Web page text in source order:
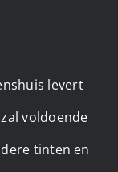
levert
voldoende
tinten en